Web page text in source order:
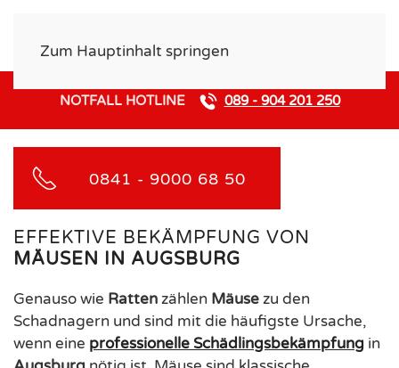
Zum Hauptinhalt springen
NOTFALL HOTLINE 089 - 904 201 250
0841 - 9000 68 50
EFFEKTIVE BEKÄMPFUNG VON
MÄUSEN IN AUGSBURG
Genauso wie Rattenzählen Mäusezu den
Schadnagern und sind mit die häufigste Ursache,
wenn eine professionelle Schädlingsbekämpfung in